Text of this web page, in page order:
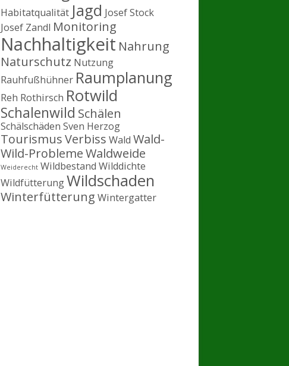
Habitatqualität Jagd Josef Stock
Josef Zandl Monitoring
Nachhaltigkeit Nahrung
Naturschutz Nutzung
Rauhfußhühner Raumplanung
Reh Rothirsch Rotwild
Schalenwild Schälen
Schälschäden Sven Herzog
TourismusVerbiss Wald Wald-
Wild-ProblemeWaldweide
Weiderecht Wildbestand Wilddichte
WildfütterungWildschaden
Winterfütterung Wintergatter